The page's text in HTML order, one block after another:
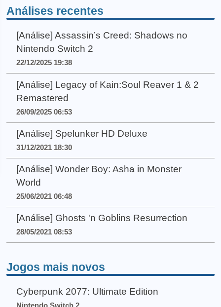
Análises recentes
[Análise] Assassin’s Creed: Shadows no
Nintendo Switch 2
22/12/2025 19:38
[Análise] Legacy of Kain:Soul Reaver 1 & 2
Remastered
26/09/2025 06:53
[Análise] Spelunker HD Deluxe
31/12/2021 18:30
[Análise] Wonder Boy: Asha in Monster
World
25/06/2021 06:48
[Análise] Ghosts 'n Goblins Resurrection
28/05/2021 08:53
Jogos mais novos
Cyberpunk 2077: Ultimate Edition
Nintendo Switch 2